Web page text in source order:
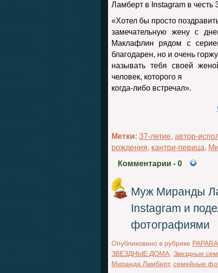
Ламберт в Instagram в честь
«Хотел бы просто
замечательную жену с
Маклафлин рядом с
благодарен, но и очень
называть тебя своей
человек, которого я
когда-либо встречал».
Метки: 37-летие, автор-
рождения, кантри-певица,
Комментарии - 0
Муж Миранды
Instagram и
фотографиями
Опубликовано в рубрике
ЗВЕЗДНЫЕ ДОМА Звездные
Миранда Ламберт, семейные